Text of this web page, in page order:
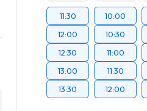
11:30
12:00
12:30
13:00
13:30
10:00
10:30
11:00
11:30
12:00